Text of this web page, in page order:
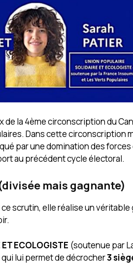
de la 4ème circonscription du
Dans cette circonscription
par une domination des
au précédent cycle électoral.
mais gagnante)
scrutin, elle réalise un véritable
ET ECOLOGISTE (soutenue par
lui permet de décrocher3